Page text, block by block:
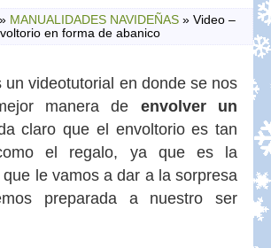
MANUALIDADES NAVIDEÑAS» Video –
en forma de abanico
un videotutorial en donde se nos
manera de envolver un
claro que el envoltorio es tan
el regalo, ya que es la
le vamos a dar a la sorpresa
preparada a nuestro ser